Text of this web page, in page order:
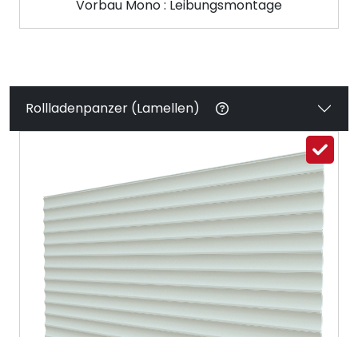
Vorbau Mono : Leibungsmontage
Rollladenpanzer (Lamellen)